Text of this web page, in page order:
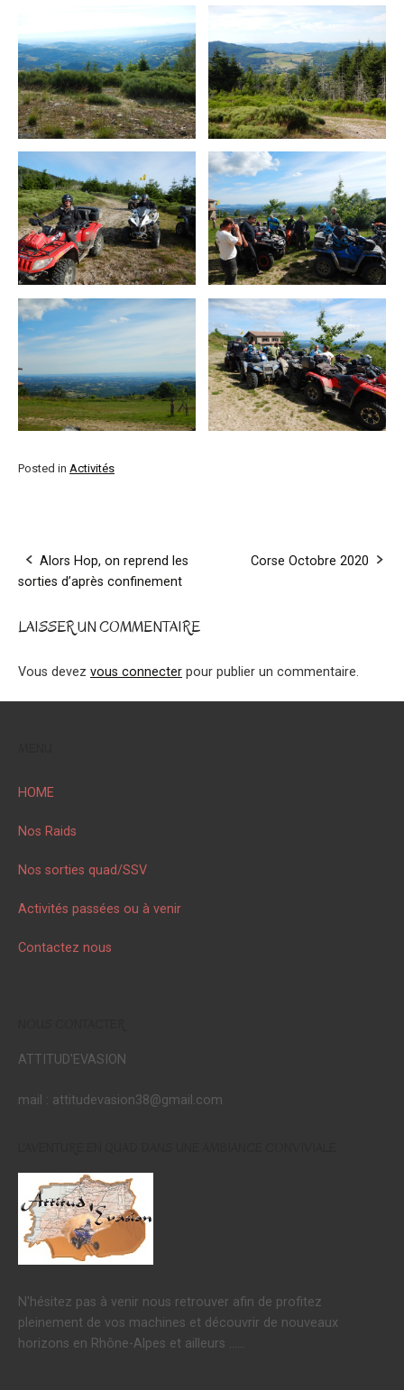
Posted in Activités
PostAlors Hop, on reprend les
sorties d’après confinement
Corse Octobre 2020
LAISSER UN COMMENTAIRE
Vous devez vous connecter pour publier un commentaire.
HOME
Nos Raids
Nos sorties quad/SSV
Activités passées ou à venir
Contactez nous
ATTITUD'EVASION
mail : attitudevasion38@gmail.com
N'hésitez pas à venir nous retrouver afin de profitez
pleinement de vos machines et découvrir de nouveaux
horizons en Rhône-Alpes et ailleurs ......